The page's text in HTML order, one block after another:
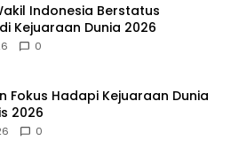
Indonesia Berstatus
Kejuaraan Dunia 2026
0
Fokus Hadapi Kejuaraan Dunia
2026
0